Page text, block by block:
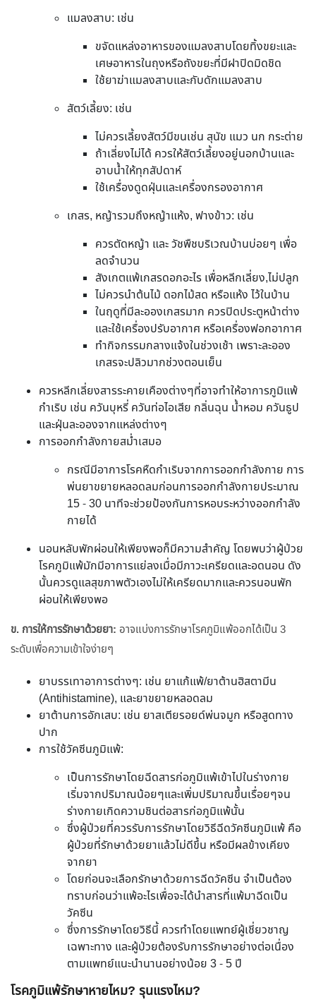
แมลงสาบ: เช่น
ขจัดแหล่งอาหารของแมลงสาบโดยทิ้งขยะและ
เศษอาหารในถุงหรือถังขยะที่มีฝาปิดมิดชิด
ใช้ยาฆ่าแมลงสาบและกับดักแมลงสาบ
สัตว์เลี้ยง: เช่น
ไม่ควรเลี้ยงสัตว์มีขนเช่น สุนัข แมว นก กระต่าย
ถ้าเลี่ยงไม่ได้ ควรให้สัตว์เลี้ยงอยู่นอกบ้านและ
อาบน้ำให้ทุกสัปดาห์
ใช้เครื่องดูดฝุ่นและเครื่องกรองอากาศ
เกสร, หญ้ารวมถึงหญ้าแห้ง, ฟางข้าว: เช่น
ควรตัดหญ้า และ วัชพืชบริเวณบ้านบ่อยๆ เพื่อ
ลดจำนวน
สังเกตแพ้เกสรดอกอะไร เพื่อหลีกเลี่ยง,ไม่ปลูก
ไม่ควรนำต้นไม้ ดอกไม้สด หรือแห้ง ไว้ในบ้าน
ในฤดูที่มีละอองเกสรมาก ควรปิดประตูหน้าต่าง
และใช้เครื่องปรับอากาศ หรือเครื่องฟอกอากาศ
ทำกิจกรรมกลางแจ้งในช่วงเช้า เพราะละออง
เกสรจะปลิวมากช่วงตอนเย็น
ควรหลีกเลี่ยงสารระคายเคืองต่างๆที่อาจทำให้อาการภูมิแพ้
กำเริบ เช่น ควันบุหรี่ ควันท่อไอเสีย กลิ่นฉุน น้ำหอม ควันธูป
และฝุ่นละอองจากแหล่งต่างๆ
การออกกำลังกายสม่ำเสมอ
กรณีมีอาการโรคหืดกำเริบจากการออกกำลังกาย การ
พ่นยาขยายหลอดลมก่อนการออกกำลังกายประมาณ
15 - 30 นาทีจะช่วยป้องกันการหอบระหว่างออกกำลัง
กายได้
นอนหลับพักผ่อนให้เพียงพอก็มีความสำคัญ โดยพบว่าผู้ป่วย
โรคภูมิแพ้มักมีอาการแย่ลงเมื่อมีภาวะเครียดและอดนอน ดัง
นั้นควรดูแลสุขภาพตัวเองไม่ให้เครียดมากและควรนอนพัก
ผ่อนให้เพียงพอ
ข. การให้การรักษาด้วยยา: อาจแบ่งการรักษาโรคภูมิแพ้ออกได้เป็น 3
ระดับเพื่อความเข้าใจง่ายๆ
ยาบรรเทาอาการต่างๆ: เช่น ยาแก้แพ้/ยาต้านฮิสตามีน
(Antihistamine), และยาขยายหลอดลม
ยาต้านการอักเสบ: เช่น ยาสเตียรอยด์พ่นจมูก หรือสูดทาง
ปาก
การใช้วัคซีนภูมิแพ้:
เป็นการรักษาโดยฉีดสารก่อภูมิแพ้เข้าไปในร่างกาย
เริ่มจากปริมาณน้อยๆและเพิ่มปริมาณขึ้นเรื่อยๆจน
ร่างกายเกิดความชินต่อสารก่อภูมิแพ้นั้น
ซึ่งผู้ป่วยที่ควรรับการรักษาโดยวิธีฉีดวัคซีนภูมิแพ้ คือ
ผู้ป่วยที่รักษาด้วยยาแล้วไม่ดีขึ้น หรือมีผลข้างเคียง
จากยา
โดยก่อนจะเลือกรักษาด้วยการฉีดวัคซีน จำเป็นต้อง
ทราบก่อนว่าแพ้อะไรเพื่อจะได้นำสารที่แพ้มาฉีดเป็น
วัคซีน
ซึ่งการรักษาโดยวิธีนี้ ควรทำโดยแพทย์ผู้เชี่ยวชาญ
เฉพาะทาง และผู้ป่วยต้องรับการรักษาอย่างต่อเนื่อง
ตามแพทย์แนะนำนานอย่างน้อย 3 - 5 ปี
โรคภูมิแพ้รักษาหายไหม? รุนแรงไหม?